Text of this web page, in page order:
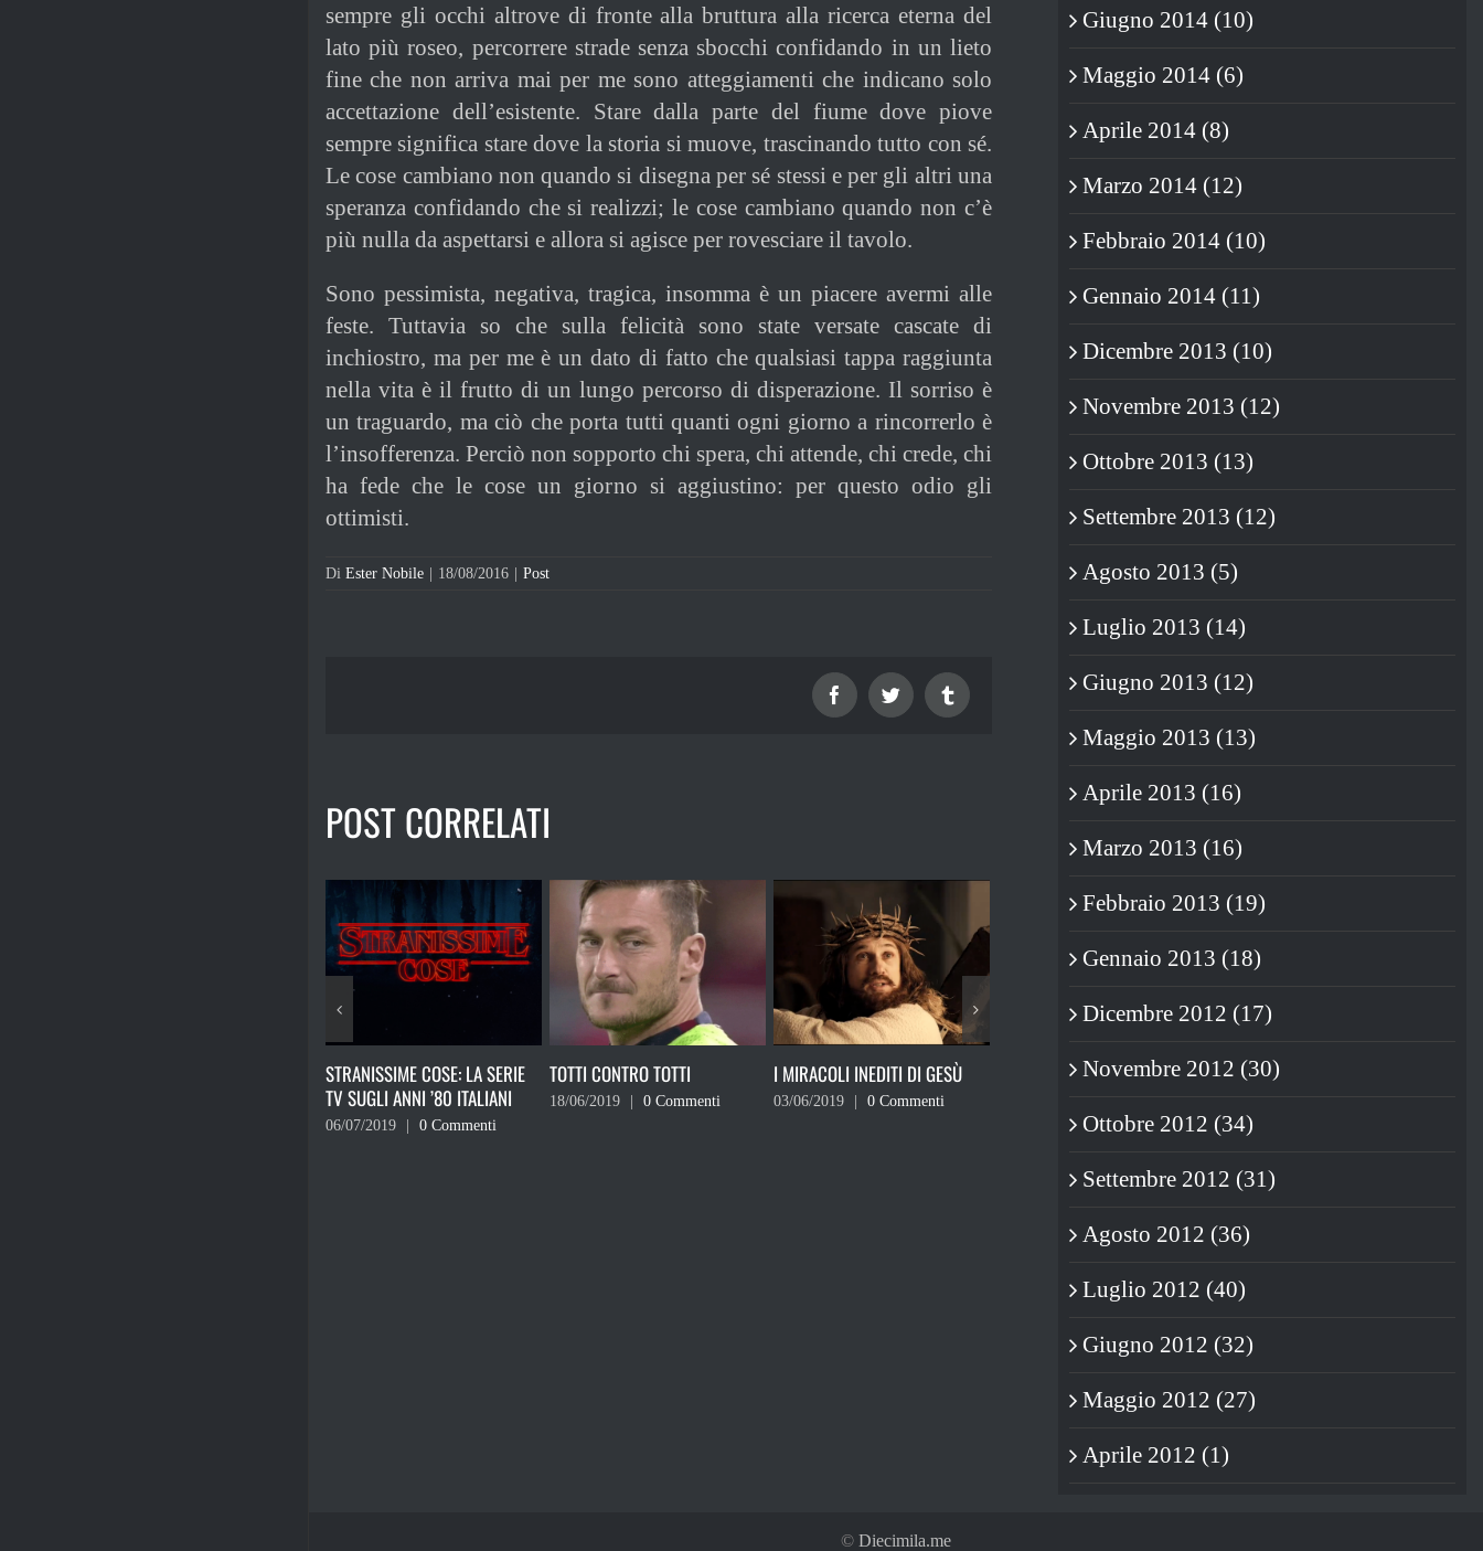
sempre gli occhi altrove di fronte alla bruttura alla ricerca eterna del
lato più roseo, percorrere strade senza sbocchi confidando in un lieto
fine che non arriva mai per me sono atteggiamenti che indicano solo
accettazione dell’esistente. Stare dalla parte del fiume dove piove
sempre significa stare dove la storia si muove, trascinando tutto con sé.
Le cose cambiano non quando si disegna per sé stessi e per gli altri una
speranza confidando che si realizzi; le cose cambiano quando non c’è
più nulla da aspettarsi e allora si agisce per rovesciare il tavolo.
Sono pessimista, negativa, tragica, insomma è un piacere avermi alle
feste. Tuttavia so che sulla felicità sono state versate cascate di
inchiostro, ma per me è un dato di fatto che qualsiasi tappa raggiunta
nella vita è il frutto di un lungo percorso di disperazione. Il sorriso è
un traguardo, ma ciò che porta tutti quanti ogni giorno a rincorrerlo è
l’insofferenza. Perciò non sopporto chi spera, chi attende, chi crede, chi
ha fede che le cose un giorno si aggiustino: per questo odio gli
ottimisti.
Di Ester Nobile 18/08/2016 Post
FacebookTwitter Tumblr
POST CORRELATI
TOTTI CONTRO TOTTI
18/06/2019 | 0 Commenti
I MIRACOLI INEDITI DI GESÙ
03/06/2019 0 Commenti
L’ABOLIZIONE DELLA CANNABIS
LIGHT SPIEGATA IN 13 PUNTI
RICORDATI CHE NON DEVI
24/05/2019 | 0 Commenti
Giugno 2014 (10)
Maggio 2014 (6)
Aprile 2014 (8)
Marzo 2014 (12)
Febbraio 2014 (10)
Gennaio 2014 (11)
Dicembre 2013 (10)
Novembre 2013 (12)
Ottobre 2013 (13)
Settembre 2013 (12)
Agosto 2013 (5)
Luglio 2013 (14)
Giugno 2013 (12)
Maggio 2013 (13)
Aprile 2013 (16)
Marzo 2013 (16)
Febbraio 2013 (19)
Gennaio 2013 (18)
Dicembre 2012 (17)
Novembre 2012 (30)
Ottobre 2012 (34)
Settembre 2012 (31)
Agosto 2012 (36)
Luglio 2012 (40)
Giugno 2012 (32)
Maggio 2012 (27)
Aprile 2012 (1)
© Diecimila.me